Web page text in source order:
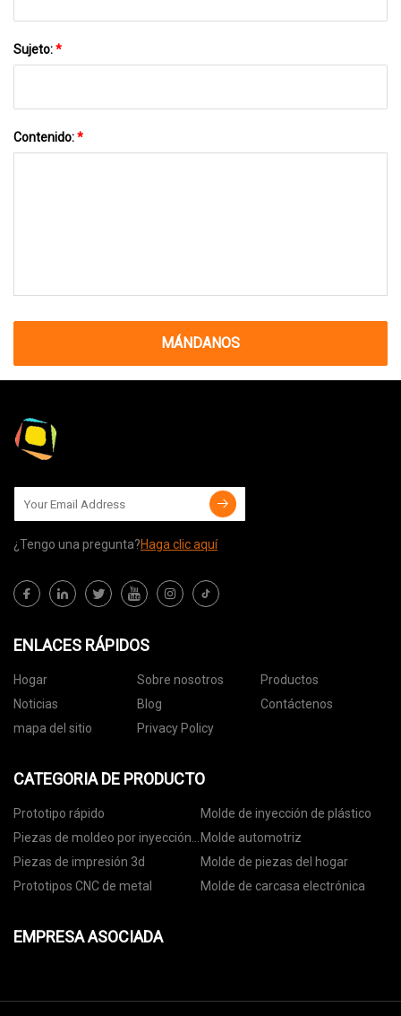
Sujeto:*
Contenido:*
MÁNDANOS
¿Tengo una pregunta?Haga clic aquí
ENLACES RÁPIDOS
Hogar Sobre nosotros
Productos
Noticias
Blog
Contáctenos
mapa del sitio
Privacy Policy
CATEGORIA DE PRODUCTO
Prototipo rápido
Molde de inyección de plástico
Piezas de moldeo por inyección
de plástico
Molde automotriz
Piezas de impresión 3d
Molde de piezas del hogar
Prototipos CNC de metal
Molde de carcasa electrónica
EMPRESA ASOCIADA